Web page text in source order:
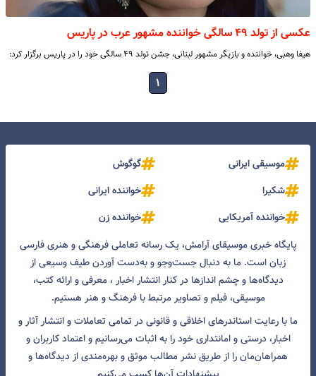
عکسی از تولد ۴۹ سالگی خواننده مشهور عرب در پاریس
هیفا وهبی، خواننده و بازیگر مشهور لبنانی، جشن تولد ۴۹ سالگی خود را در پاریس برگزار کرد:
۱
موسیقی ایرانی
گوگوش
شکیرا
خواننده ایرانی
خواننده آمریکایی
خواننده زن
پایگاه خبری موسیقای آرامش، یک رسانه تعاملی فرهنگی و هنری فارسی
زبان است. ما به دنبال جست‌و‌جو و به‌دست آوردن طیف وسیعی از
دیدگاه‌ها و چشم انداز‌ها در کنار انتشار اخبار ، معرفی و ارائه کتب،
موسیقی، فیلم و تصاویر مرتبط با فرهنگ و هنر هستیم.
ما با رعایت استاندرهای اخلاقی و قانونی در تمامی تعاملات و انتشار آثار و
اخبار، درستی و امانتداری خود را به اثبات می‌رسانیم و اعتماد کاربران و
همراهان‌مان را از طریق نشر مطالب موثق و بهره‌مندی از دیدگاه‌ها و